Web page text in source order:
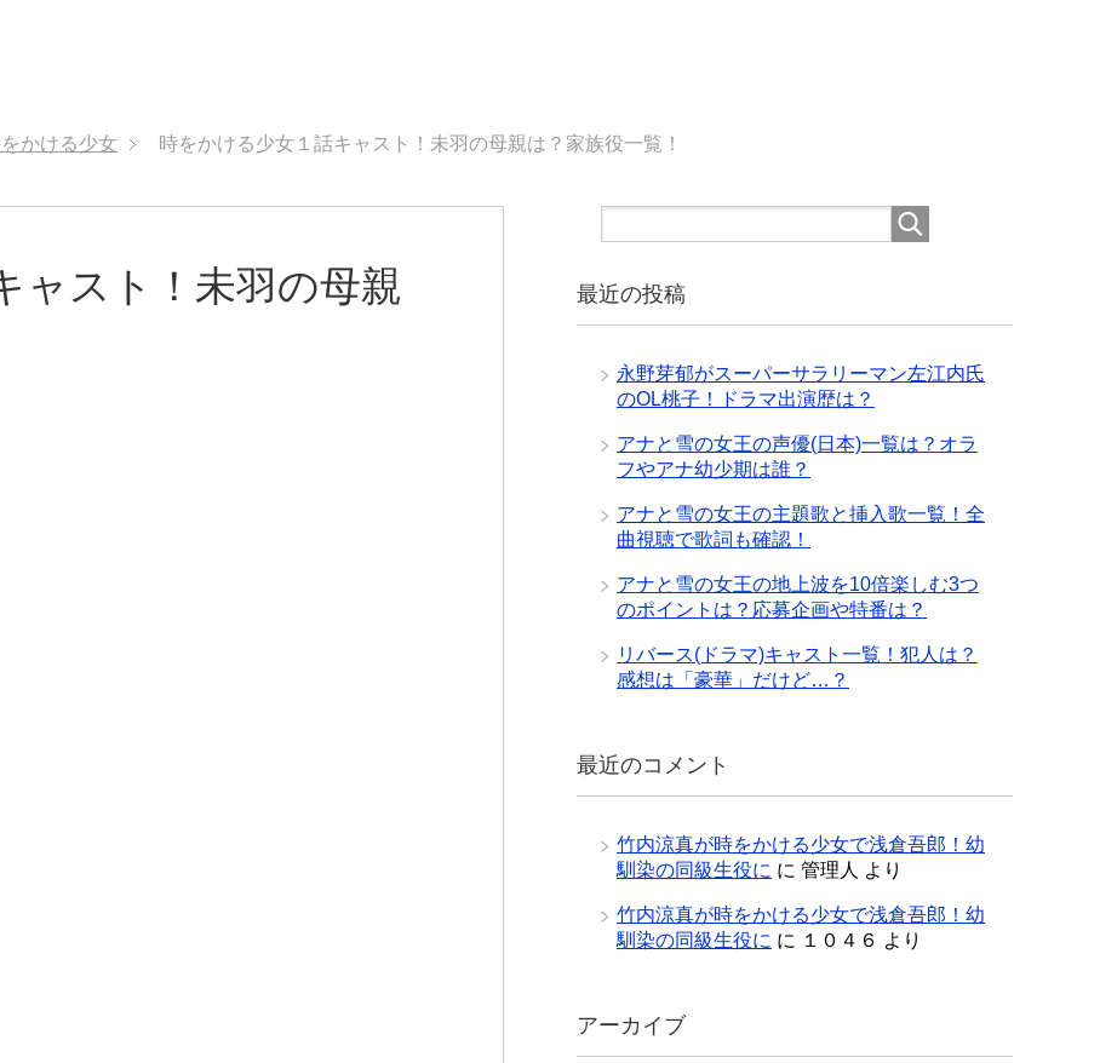
かける少女 時をかける少女１話キャスト！未羽の母親は？家族役一覧！
ャスト！未羽の母親
最近の投稿
永野芽郁がスーパーサラリーマン左江内氏
のOL桃子！ドラマ出演歴は？
アナと雪の女王の声優(日本)一覧は？オラ
フやアナ幼少期は誰？
アナと雪の女王の主題歌と挿入歌一覧！全
曲視聴で歌詞も確認！
アナと雪の女王の地上波を10倍楽しむ3つ
のポイントは？応募企画や特番は？
リバース(ドラマ)キャスト一覧！犯人は？
感想は「豪華」だけど…？
最近のコメント
竹内涼真が時をかける少女で浅倉吾郎！幼
馴染の同級生役に に 管理人 より
竹内涼真が時をかける少女で浅倉吾郎！幼
馴染の同級生役に に １０４６ より
アーカイブ